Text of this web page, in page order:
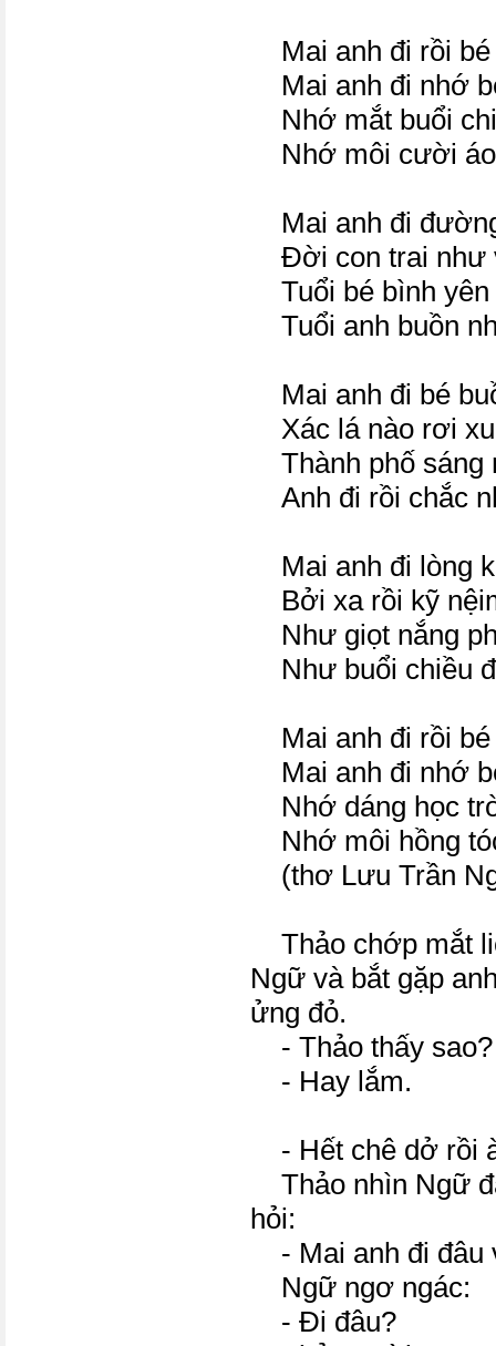
Mai anh đi rồi bé
Mai anh đi nhớ
Nhớ mắt buổi
Nhớ môi cười áo
Mai anh đi
Đời con trai như
Tuổi bé bình yên
Tuổi anh buồn
Mai anh đi bé
Xác lá nào rơi
Thành phố sáng
Anh đi rồi chắc
Mai anh đi lòng
Bởi xa rồi kỹ
Như giọt nắng
Như buổi chiều
Mai anh đi rồi bé
Mai anh đi nhớ
Nhớ dáng học
Nhớ môi hồng
(thơ Lưu Trần
Thảo chớp mắt
Ngữ và bắt gặp
ửng đỏ.
- Thảo thấy sao?
- Hay lắm.
- Hết chê dở rồi
Thảo nhìn Ngữ
hỏi:
- Mai anh đi đâu
Ngữ ngơ ngác:
- Đi đâu?